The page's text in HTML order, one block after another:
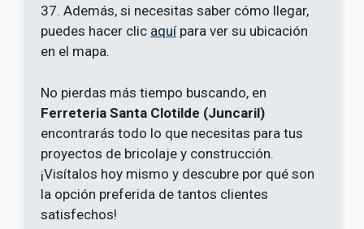
37. Además, si necesitas saber cómo llegar,
puedes hacer clic aquí para ver su ubicación
en el mapa.
No pierdas más tiempo buscando, en
Ferreteria Santa Clotilde (Juncaril)
encontrarás todo lo que necesitas para tus
proyectos de bricolaje y construcción.
¡Visítalos hoy mismo y descubre por qué son
la opción preferida de tantos clientes
satisfechos!